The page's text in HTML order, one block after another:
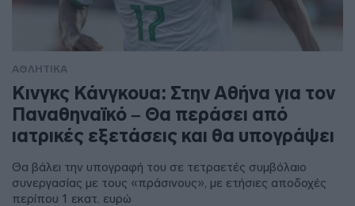
ΑΘΛΗΤΙΚΑ
Κινγκς Κάνγκουα: Στην Αθήνα για τον
Παναθηναϊκό – Θα περάσει από
ιατρικές εξετάσεις και θα υπογράψει
Θα βάλει την υπογραφή του σε τετραετές συμβόλαιο
συνεργασίας με τους «πράσινους», με ετήσιες αποδοχές
περίπου 1 εκατ. ευρώ